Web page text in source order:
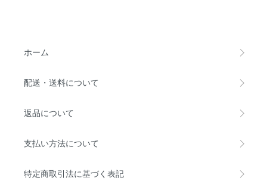
ホーム
配送・送料について
返品について
支払い方法について
特定商取引法に基づく表記